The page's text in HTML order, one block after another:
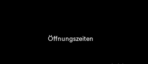
Öffnungszeiten